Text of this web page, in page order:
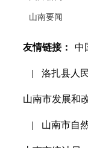
山南要闻
友情链接： 中
| 洛扎县人
山南市发展和
| 山南市自